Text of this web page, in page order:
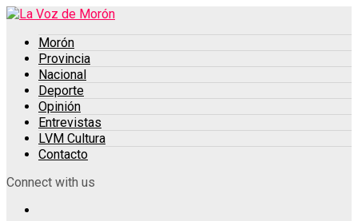
Morón
Provincia
Nacional
Deporte
Opinión
Entrevistas
LVM Cultura
Contacto
Connect with us